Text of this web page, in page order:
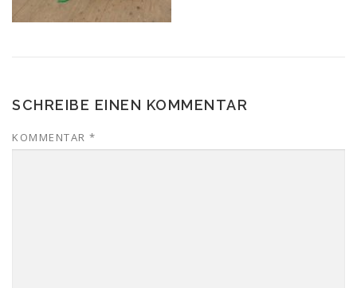
SCHREIBE EINEN KOMMENTAR
KOMMENTAR *